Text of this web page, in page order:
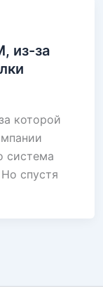
из-за
которой
система
спустя